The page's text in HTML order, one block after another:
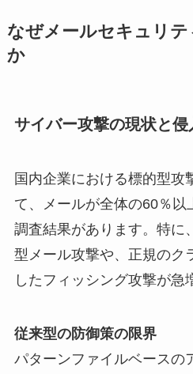
なぜメールセキュリ
か
サイバー攻撃の現状と
国内企業における標的型攻
て、メールが全体の60％以
調査結果があります。特に
型メール攻撃や、正規のク
したフィッシング攻撃が急
従来型の防御策の限界
パターンファイルベースの